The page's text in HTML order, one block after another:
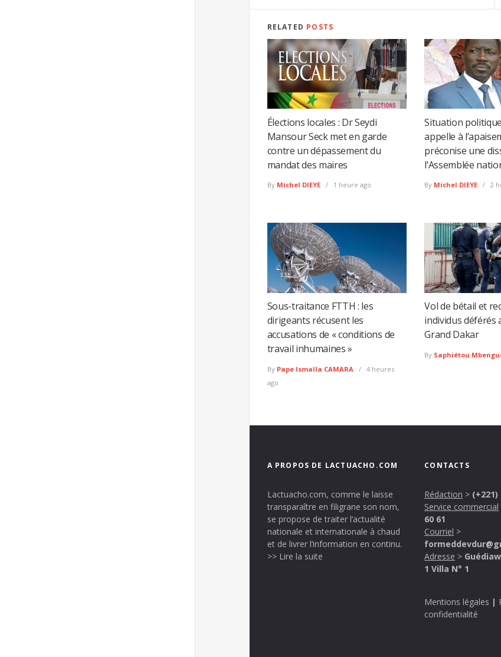
RELATED POSTS
Élections locales : Dr Seydi
Mansour Seck met en garde
contre un dépassement du
mandat des maires
By Michel DIEYE 1 heure ago
Situation
appelle à
préconise une
l’Assemblée
By Michel DIEYE 2
Sous-traitance FTTH : les
dirigeants récusent les
accusations de « conditions de
travail inhumaines »
By Pape Ismaïla CAMARA
4 heures
ago
Vol de bétail et
individus déférés
Grand Dakar
By Saphiétou
A PROPOS DE LACTUACHO.COM
Lactuacho.com, comme le laisse
transparaître en filigrane son nom,
se propose de traiter l’actualité
nationale et internationale à chaud
et de livrer l’information en continu.
>> Lire la suite
CONTACTS
Rédaction > (+221)
Service commercial
60 61
Courriel >
Adresse >
1 Villa N° 1
Mentions légales |
confidentialité